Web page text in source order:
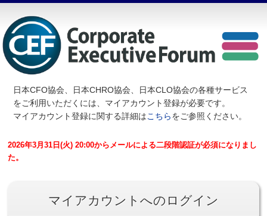
日本CFO協会、日本CHRO協会、日本CLO協会の各種サービス
をご利用いただくには、マイアカウント登録が必要です。
マイアカウント登録に関する詳細はこちらをご参照ください。
2026年3月31日(火) 20:00からメールによる二段階認証が必須になりまし
た。
マイアカウントへのログイン